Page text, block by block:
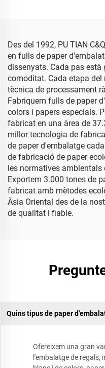
Des del 1992, PU TIAN
en fulls de paper
dissenyats. Cada pas
comoditat. Cada etapa
tècnica de processament
Fabriquem fulls de paper
colors i papers especials.
fabricat en una àrea de
millor tecnologia de
de paper d'embalatge
de fabricació de paper
les normatives ambientals
Exportem 3.000 tones de
fabricat amb mètodes
Àsia Oriental des de la
de qualitat i fiable.
Quins tipus de paper
Ofereixem una gran
l'embalatge de regals,